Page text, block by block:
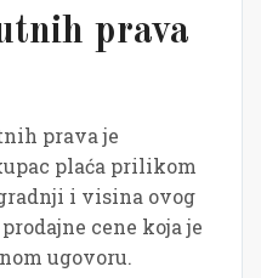
prava
prava je
plaća prilikom
i visina ovog
cene koja je
ugovoru.